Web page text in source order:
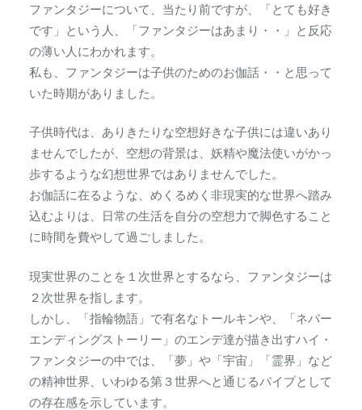
ファンタジーについて、当たり前ですが、「とても好き
です」という人、「ファンタジーはあまり・・」と反応
の薄い人にわかれます。
私も、ファンタジーは子供のためのお伽話・・と思って
いた時期がありました。
子供時代は、ありきたりな空想好きな子供には違いあり
ませんでしたが、空想の背景は、妖精や魔法使いがかっ
歩するような幻想世界ではありませんでした。
お伽話に在るような、めくるめく非現実的な世界へ踏み
込むよりは、日常の生活を自分の空想力で脚色すること
に時間を費やして過ごしました。
現実世界のことを１次世界とするなら、ファンタジーは
２次世界を指します。
しかし、「指輪物語」で有名なトールキンや、「ネバー
エンディングストーリー」のエンデ達が描き出すハイ・
ファンタジーの中では、「夢」や「宇宙」「霊界」など
の精神世界、いわゆる第３世界へと通じるパイプとして
の存在感を示しています。